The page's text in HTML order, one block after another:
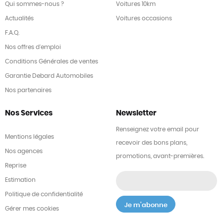
Qui sommes-nous ?
Actualités
F.A.Q.
Nos offres d'emploi
Conditions Générales de ventes
Garantie Debard Automobiles
Nos partenaires
Voitures 10km
Voitures occasions
Nos Services
Mentions légales
Nos agences
Reprise
Estimation
Politique de confidentialité
Gérer mes cookies
Newsletter
Renseignez votre email pour
recevoir des bons plans,
promotions, avant-premières.